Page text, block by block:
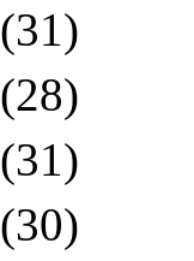
(31)
(28)
(31)
(30)